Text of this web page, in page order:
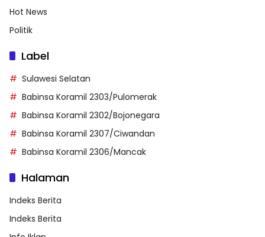
Hot News
Politik
Label
Sulawesi Selatan
Babinsa Koramil 2303/Pulomerak
Babinsa Koramil 2302/Bojonegara
Babinsa Koramil 2307/Ciwandan
Babinsa Koramil 2306/Mancak
Halaman
Indeks Berita
Indeks Berita